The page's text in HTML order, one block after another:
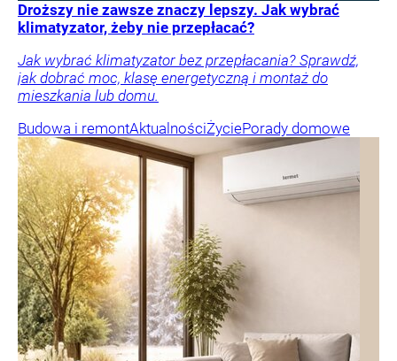
Droższy nie zawsze znaczy lepszy. Jak wybrać
klimatyzator, żeby nie przepłacać?
Jak wybrać klimatyzator bez przepłacania? Sprawdź,
jak dobrać moc, klasę energetyczną i montaż do
mieszkania lub domu.
Budowa i remontAktualnościŻyciePorady domowe